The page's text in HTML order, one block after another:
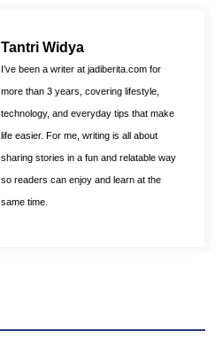
Tantri Widya
I’ve been a writer at jadiberita.com for
more than 3 years, covering lifestyle,
technology, and everyday tips that make
life easier. For me, writing is all about
sharing stories in a fun and relatable way
so readers can enjoy and learn at the
same time.